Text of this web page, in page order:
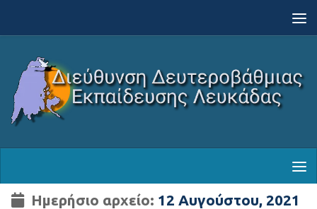
Ημερήσιο αρχείο: 12 Αυγούστου, 2021